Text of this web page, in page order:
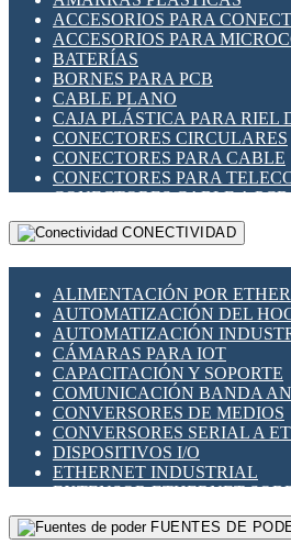
INDICADORES PARA PANEL
INTERFACES DE RELÉ
INTERRUPTORES FIN DE
LLAVES CONMUTADORAS
MEDIDORES DE ENERGÍA Y
MOTORES PASO A PASO
PANTALLAS HMI
PLC -CONTROLADORES
PROGRAMADORES DE
RELÉS DE PROTECCIÓN
SENSORES CAPACITIVOS
SENSORES INDUCTIVOS
TEMPORIZADORES
VARIACS
VARIADORES DE
SECCIONADORES -
MAQUINARIA
ACCESORIOS PARA
ACCESORIOS PARA
BATERÍAS
BORNES PARA PCB
CABLE PLANO
CAJA PLÁSTICA PARA RIEL
CONECTORES CIRCULARES
CONECTORES PARA CABLE
CONECTORES PARA
CONECTORES CABLE A PCB
CONECTORES PCB A CABLE
DIP SWITCHES
HERRAMIENTAS VARIAS
ILUMINACIÓN LED
INTERRUPTORES REED
INTERFACES DE RELÉ
OTROS RELÉS
PROTECCIÓN TÉRMICA
RELÉS AUTOMOTRICES
RELÉS DE SEÑAL
RELÉS DE ESTADO SÓLIDO
RELÉS INDUSTRIALES
RELÉS MINIATURA DE
SENSORES MAGNÉTICOS
CONECTIVIDAD
ALIMENTACIÓN POR
AUTOMATIZACIÓN DEL
AUTOMATIZACIÓN
CÁMARAS PARA IOT
CAPACITACIÓN Y SOPORTE
COMUNICACIÓN BANDA
CONVERSORES DE MEDIOS
CONVERSORES SERIAL A
DISPOSITIVOS I/O
ETHERNET INDUSTRIAL
EXTENSOR ETHERNET
GATEWAY LORAWAN
GESTIÓN DE REDES
FUENTES DE